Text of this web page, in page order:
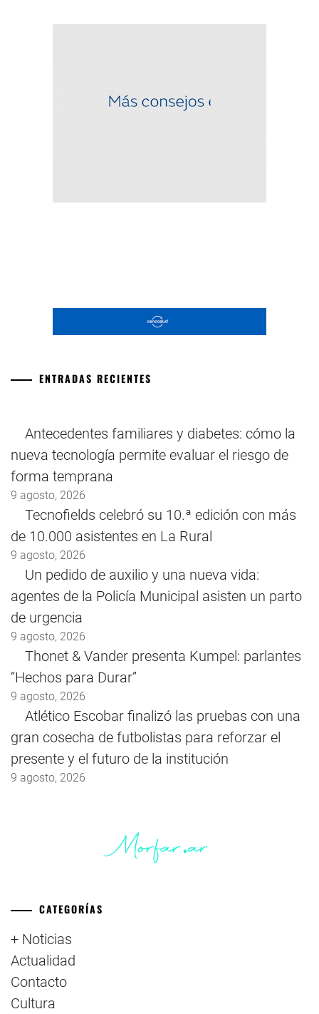
ENTRADAS RECIENTES
Antecedentes familiares y diabetes: cómo la
nueva tecnología permite evaluar el riesgo de
forma temprana
9 agosto, 2026
Tecnofields celebró su 10.ª edición con más
de 10.000 asistentes en La Rural
9 agosto, 2026
Un pedido de auxilio y una nueva vida:
agentes de la Policía Municipal asisten un parto
de urgencia
9 agosto, 2026
Thonet & Vander presenta Kumpel: parlantes
“Hechos para Durar”
9 agosto, 2026
Atlético Escobar finalizó las pruebas con una
gran cosecha de futbolistas para reforzar el
presente y el futuro de la institución
9 agosto, 2026
CATEGORÍAS
+ Noticias
Actualidad
Contacto
Cultura